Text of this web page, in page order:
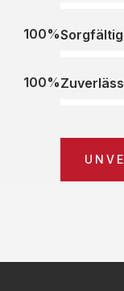
Sorgfältig
100%
100%